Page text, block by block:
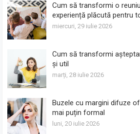
Cum să transformi o
experiență plăcută pentru
miercuri, 29 iulie 2026
Cum să transformi
și util
marți, 28 iulie 2026
Buzele cu margini difuze
mai puțin formal
luni, 20 iulie 2026